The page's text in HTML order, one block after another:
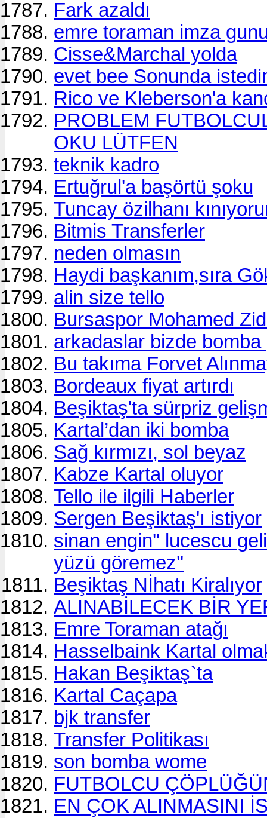
Fark azaldı
emre toraman imza
Cisse&Marchal yolda
evet bee Sonunda
Rico ve Kleberson'a
PROBLEM
OKU LÜTFEN
teknik kadro
Ertuğrul'a başörtü şoku
Tuncay özilhanı
Bitmis Transferler
neden olmasın
Haydi başkanım,sıra
alin size tello
Bursaspor Mohamed
arkadaslar bizde bomba
Bu takıma Forvet
Bordeaux fiyat artırdı
Beşiktaş'ta sürpriz
Kartal’dan iki bomba
Sağ kırmızı, sol beyaz
Kabze Kartal oluyor
Tello ile ilgili Haberler
Sergen Beşiktaş'ı istiyor
sinan engin'' lucescu
yüzü göremez''
Beşiktaş Nİhatı Kiralıyor
ALINABİLECEK BİR
Emre Toraman atağı
Hasselbaink Kartal
Hakan Beşiktaş`ta
Kartal Caçapa
bjk transfer
Transfer Politikası
son bomba wome
FUTBOLCU
EN ÇOK ALINMASINI